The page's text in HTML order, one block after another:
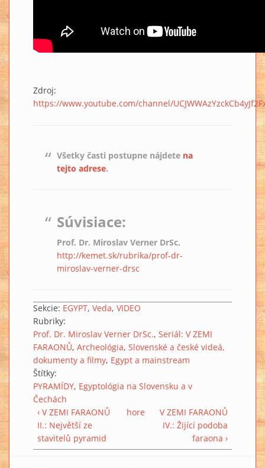
Zdroj:
https://www.youtube.com/channel/
Všetky časti postupne nájdete na
tejto adrese.
Súvisiace:
Prof. Dr. Miroslav Verner DrSc.
http://kemet.sk/rubrika/prof-dr-
miroslav-verner-drsc
Sekcie: EGYPT Veda VIDEO
Rubriky:
Prof. Dr. Miroslav Verner DrSc. Seriál: V ZEMI
FARAONŮ Archeológia Slovenské a české videá,
dokumenty a filmy Egypt a mainstream
Štítky:
PYRAMÍDY Egyptológia na Slovensku a v
Čechách
‹ V ZEMI FARAONŮ
II.: Největší ze
stavitelů pyramid
hore
V ZEMI FARAONŮ
IV.: Žijící podoba
faraona ›